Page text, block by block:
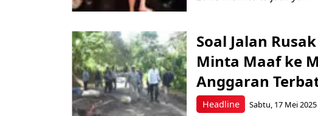
Headline
Soal Jalan
Minta Maaf ke
Anggaran
Sabtu, 17 Mei 2025